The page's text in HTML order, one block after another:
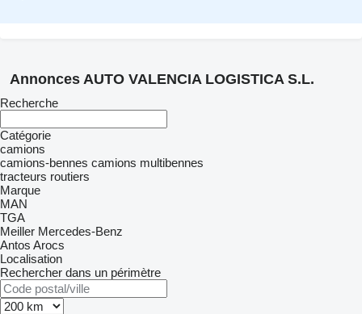
Annonces AUTO VALENCIA LOGISTICA S.L.
Recherche
Catégorie
camions
camions-bennes camions multibennes
tracteurs routiers
Marque
MAN
TGA
Meiller Mercedes-Benz
Antos Arocs
Localisation
Rechercher dans un périmètre